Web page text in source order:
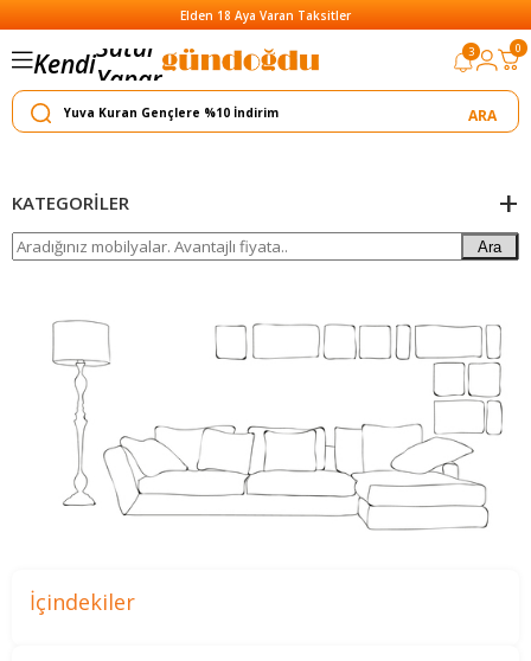
Elden 18 Aya Varan Taksitler
Kendi
Satar
Yapar
3 0
KATEGORILER
Ara
İçindekiler